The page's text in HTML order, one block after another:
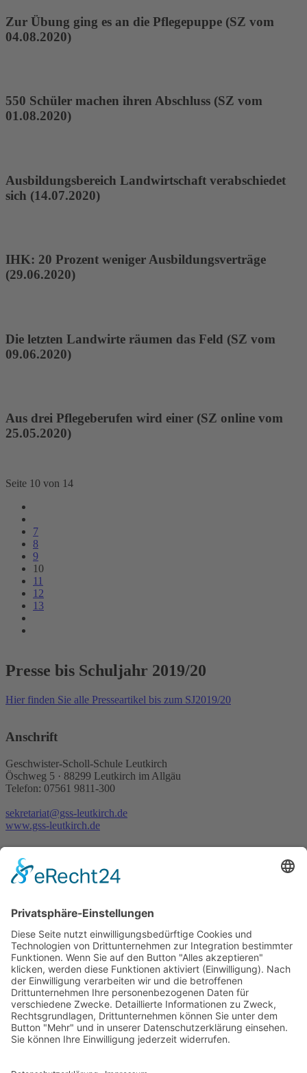
Zur Übung ging es an die Pflegepuppe (SZ vom
04.08.2020)
550 Schüler machen ihren Abschluss (SZ vom
01.08.2020)
Ausbildungsbereich Landwirtschaft verabschiedet
sich (14.07.2020)
IHK: 20 Prozent weniger Ausbildungsverträge
(29.06.2020)
Die letzten Landwirte räumen das Feld (SZ vom
09.06.2020)
Aus drei Pflegeberufen wird einer (SZ online vom
25.05.2020)
Seite 10 von 14
7
8
9
10
11
12
13
Presse bis Schuljahr 2019/20
Hier finden Sie alle Presseartikel bis zum SJ2019/20
Anschrift
Geschwister-Scholl-Schule Leutkirch
Öschweg 5 · 88299 Leutkirch im Allgäu
Telefon: 07561 9811-300
sekretariat@gss-leutkirch.de
www.gss-leutkirch.de
Rechtliches
Datenschutz/Haftungsausschluß
Impressum
Barrierefreiheit
Cookie-Einstellungen